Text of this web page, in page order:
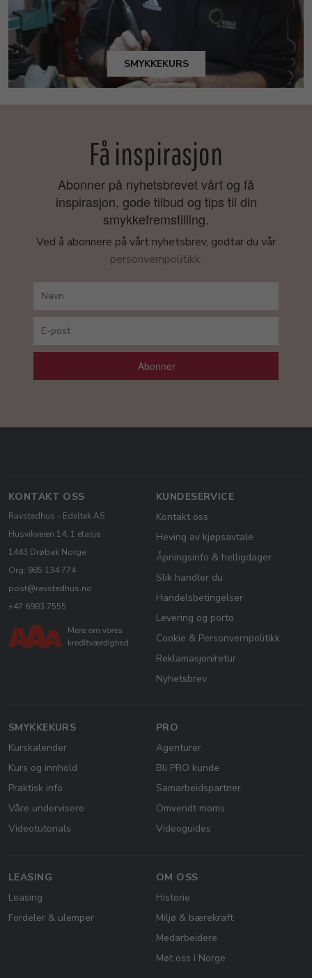
SMYKKEKURS
Få inspirasjon
Abonner på nyhetsbrevet vårt og få
inspirasjon, gode tilbud og tips til din
smykkefremstilling.
Ved å abonnere på vårt nyhetsbrev, godtar du vår
personvernpolitikk.
Abonner
KONTAKT OSS
Ravstedhus - Edeltek AS
Husvikveien 14, 1 etasje
1443 Drøbak Norge
Org: 985 134 774
post@ravstedhus.no
+47 6983 7555
KUNDESERVICE
Kontakt oss
Heving av kjøpsavtale
Åpningsinfo & helligdager
Slik handler du
Handelsbetingelser
Levering og porto
Cookie & Personvernpolitikk
Reklamasjon/retur
Nyhetsbrev
SMYKKEKURS
Kurskalender
Kurs og innhold
Praktisk info
Våre undervisere
Videotutorials
PRO
Agenturer
Bli PRO kunde
Samarbeidspartner
Omvendt moms
Videoguides
LEASING
Leasing
Fordeler & ulemper
OM OSS
Historie
Miljø & bærekraft
Medarbeidere
Møt oss i Norge